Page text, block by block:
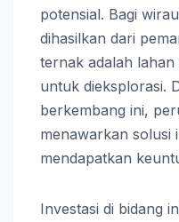
potensial. Bagi
dihasilkan dari
ternak adalah
untuk dieksplorasi.
berkembang ini,
menawarkan solusi
mendapatkan
Investasi di bidang